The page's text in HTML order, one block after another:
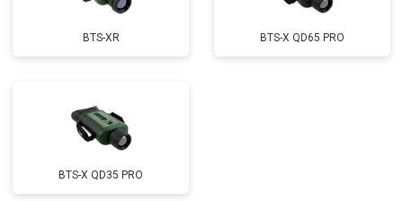
BTS-XR BTS-X QD65 PRO
BTS-X QD35 PRO